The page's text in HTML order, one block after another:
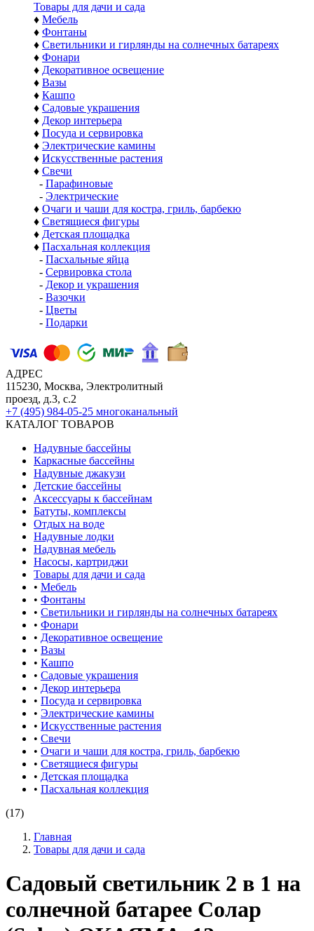
Товары для дачи и сада
♦ Мебель
♦ Фонтаны
♦ Светильники и гирлянды на солнечных батареях
♦ Фонари
♦ Декоративное освещение
♦ Вазы
♦ Кашпо
♦ Садовые украшения
♦ Декор интерьера
♦ Посуда и сервировка
♦ Электрические камины
♦ Искусственные растения
♦ Свечи
- Парафиновые
- Электрические
♦ Очаги и чаши для костра, гриль, барбекю
♦ Светящиеся фигуры
♦ Детская площадка
♦ Пасхальная коллекция
- Пасхальные яйца
- Сервировка стола
- Декор и украшения
- Вазочки
- Цветы
- Подарки
АДРЕС
115230, Москва, Электролитный
проезд, д.3, с.2
+7 (495) 984-05-25 многоканальный
КАТАЛОГ ТОВАРОВ
Надувные бассейны
Каркасные бассейны
Надувные джакузи
Детские бассейны
Аксессуары к бассейнам
Батуты, комплексы
Отдых на воде
Надувные лодки
Надувная мебель
Насосы, картриджи
Товары для дачи и сада
• Мебель
• Фонтаны
• Светильники и гирлянды на солнечных батареях
• Фонари
• Декоративное освещение
• Вазы
• Кашпо
• Садовые украшения
• Декор интерьера
• Посуда и сервировка
• Электрические камины
• Искусственные растения
• Свечи
• Очаги и чаши для костра, гриль, барбекю
• Светящиеся фигуры
• Детская площадка
• Пасхальная коллекция
(17)
Главная
Товары для дачи и сада
Садовый светильник 2 в 1 на
солнечной батарее Солар